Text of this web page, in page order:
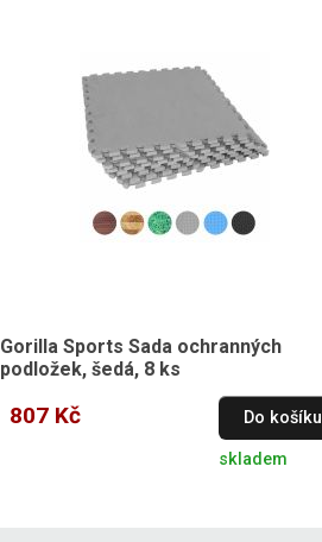
Gorilla Sports Sada ochranných
podložek, šedá, 8 ks
807 Kč Do košíku
skladem